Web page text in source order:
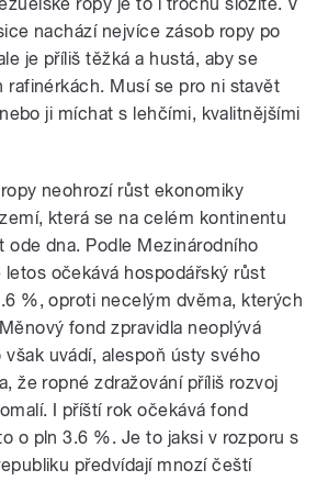
nachází nejvíce zásob ropy po
je příliš těžká a hustá, aby se
rafinérkách. Musí se pro ni stavět
ji míchat s lehčími, kvalitnějšími
neohrozí růst ekonomiky
která se na celém kontinentu
ode dna. Podle Mezinárodního
očekává hospodářský růst
%, oproti necelým dvěma, kterých
fond zpravidla neoplývá
uvádí, alespoň ústy svého
že ropné zdražování příliš rozvoj
I příští rok očekává fond
o pln 3.6 %. Je to jaksi v rozporu s
předvídají mnozí čeští